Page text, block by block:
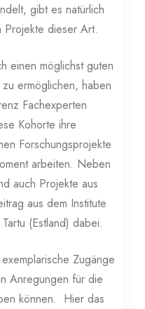
gibt es natürlich
Projekte dieser Art.
einen möglichst guten
ermöglichen, haben
Fachexperten
Kohorte ihre
Forschungsprojekte
arbeiten. Neben
auch Projekte aus
aus dem Institute
(Estland) dabei.
Zugänge
Anregungen für die
können. Hier das